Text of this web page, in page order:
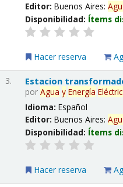
Editor:Buenos Aires:
Disponibilidad: Ítems
Hacer reserva
3. Estacion
porAgua y Energía
Idioma:Español
Editor:Buenos Aires:
Disponibilidad: Ítems
Hacer reserva